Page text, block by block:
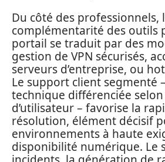
Du côté des professionnels,
complémentarité des outils
portail se traduit par des
gestion de VPN sécurisés,
serveurs d’entreprise, ou
Le support client segmenté
technique différenciée
d’utilisateur – favorise la
résolution, élément décisif
environnements à haute
disponibilité numérique. Le